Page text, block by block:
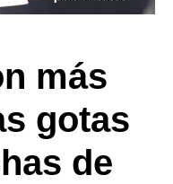
más
gotas
de